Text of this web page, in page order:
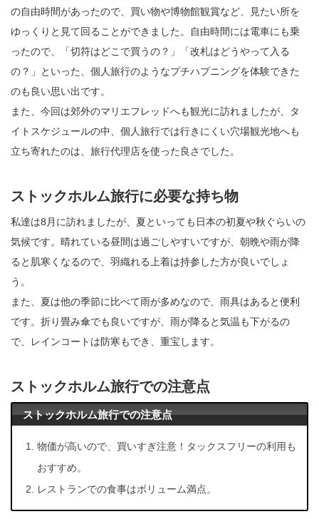
の自由時間があったので、買い物や博物館観賞など、見たい所を
ゆっくりと見て回ることができました。自由時間には電車にも乗
ったので、「切符はどこで買うの？」「改札はどうやって入る
の？」といった、個人旅行のようなプチハプニングを体験できた
のも良い思い出です。
また、今回は郊外のマリエフレッドへも観光に訪れましたが、タ
イトスケジュールの中、個人旅行では行きにくい穴場観光地へも
立ち寄れたのは、旅行代理店を使った良さでした。
ストックホルム旅行に必要な持ち物
私達は8月に訪れましたが、夏といっても日本の初夏や秋ぐらいの
気候です。晴れている昼間は過ごしやすいですが、朝晩や雨が降
ると肌寒くなるので、羽織れる上着は持参した方が良いでしょ
う。
また、夏は他の季節に比べて雨が多めなので、雨具はあると便利
です。折り畳み傘でも良いですが、雨が降ると気温も下がるの
で、レインコートは防寒もでき、重宝します。
ストックホルム旅行での注意点
ストックホルム旅行での注意点
物価が高いので、買いすぎ注意！タックスフリーの利用も
おすすめ。
レストランでの食事はボリューム満点。